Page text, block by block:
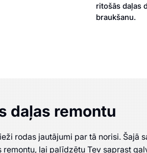
ritošās daļas
braukšanu.
daļas remontu
rodas jautājumi par tā norisi. Šajā
lai palīdzētu Tev saprast